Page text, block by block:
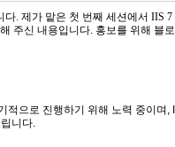
다. 제가 맡은 첫 번째 세션에서 IIS
주신 내용입니다. 홍보를 위해 블
으로 진행하기 위해 노력 중이며,
니다.